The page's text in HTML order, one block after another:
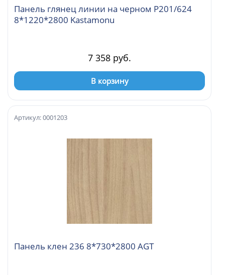
Панель глянец линии на черном Р201/624
8*1220*2800 Kastamonu
7 358 руб.
В корзину
Панель клен 236 8*730*2800 AGT
Артикул: 0001203